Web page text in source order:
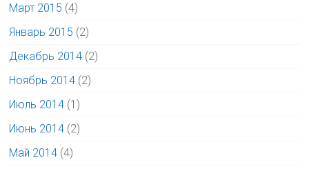
Март 2015 (4)
Январь 2015 (2)
Декабрь 2014 (2)
Ноябрь 2014 (2)
Июль 2014 (1)
Июнь 2014 (2)
Май 2014 (4)